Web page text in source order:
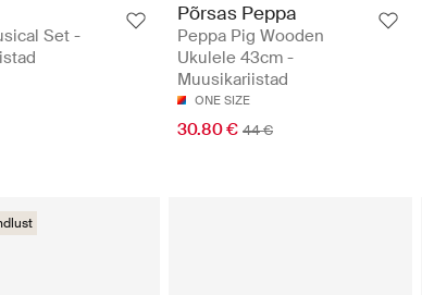
Set -
Põrsas Peppa
Peppa Pig Wooden
Ukulele 43cm -
Muusikariistad
ONE SIZE
30.80 € 44 €